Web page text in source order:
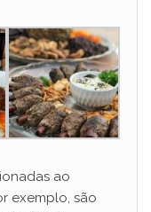
ao
exemplo, são